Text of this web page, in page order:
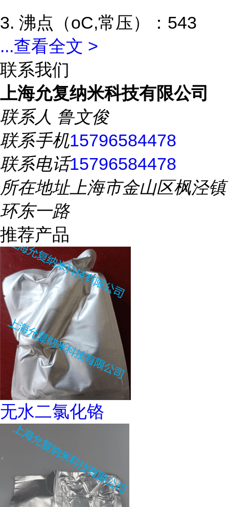
3. 沸点（oC,常压）：543
...查看全文 >
联系我们
上海允复纳米科技有限公司
联系人 鲁文俊
联系手机15796584478
联系电话15796584478
所在地址上海市金山区枫泾镇
环东一路
推荐产品
无水二氯化铬